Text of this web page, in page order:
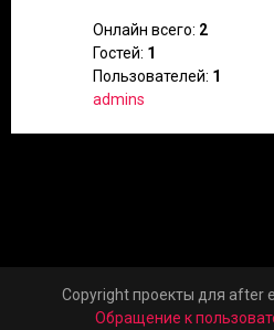
Онлайн всего: 2
Гостей: 1
Пользователей: 1
admins
Copyright проекты для after
Обращение к